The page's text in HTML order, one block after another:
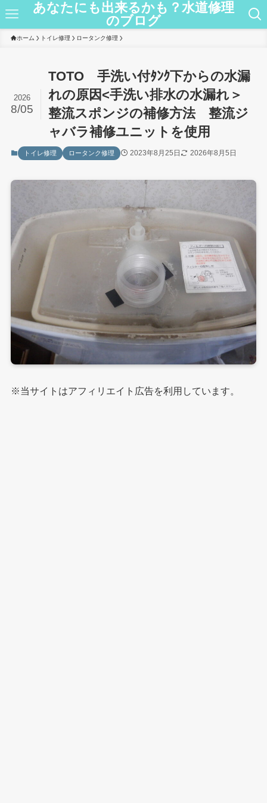
あなたにも出来るかも？水道修理
のブログ
ホーム トイレ修理 ロータンク修理
TOTO 手洗い付ﾀﾝｸ下からの水漏
れの原因<手洗い排水の水漏れ＞
整流スポンジの補修方法 整流ジ
ャバラ補修ユニットを使用
2026
8/05
トイレ修理 ロータンク修理 2023年8月25日 2026年8月5日
※当サイトはアフィリエイト広告を利用しています。